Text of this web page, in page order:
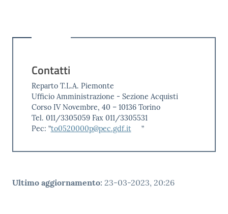
Contatti
Reparto T.L.A. Piemonte
Ufficio Amministrazione - Sezione Acquisti
Corso IV Novembre, 40 – 10136 Torino
Tel. 011/3305059 Fax 011/3305531
Pec: ”to0520000p@pec.gdf.it ”
Ultimo aggiornamento: 23-03-2023, 20:26